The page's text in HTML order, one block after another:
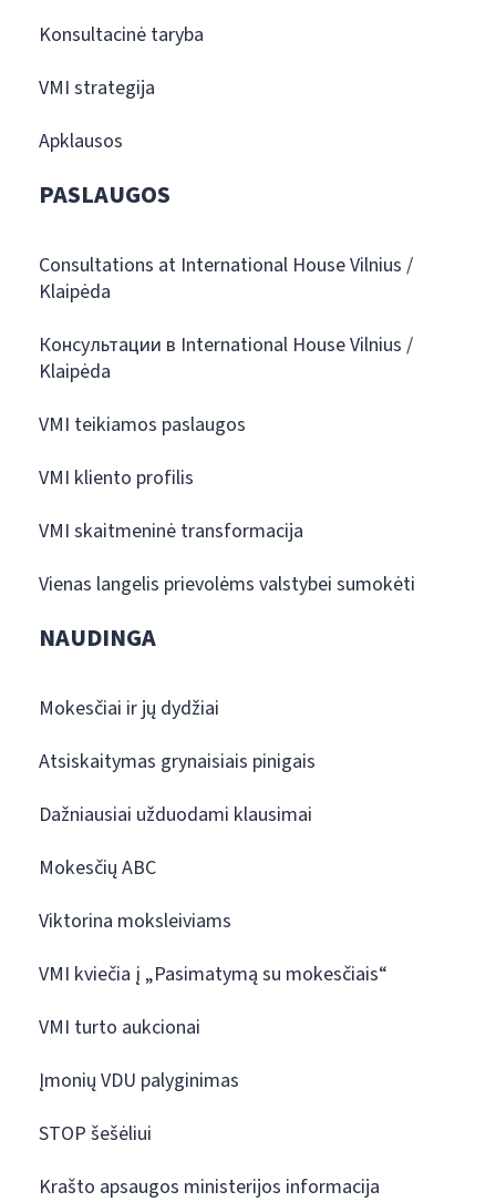
Konsultacinė taryba
VMI strategija
Apklausos
PASLAUGOS
Consultations at International House Vilnius /
Klaipėda
Консультации в International House Vilnius /
Klaipėda
VMI teikiamos paslaugos
VMI kliento profilis
VMI skaitmeninė transformacija
Vienas langelis prievolėms valstybei sumokėti
NAUDINGA
Mokesčiai ir jų dydžiai
Atsiskaitymas grynaisiais pinigais
Dažniausiai užduodami klausimai
Mokesčių ABC
Viktorina moksleiviams
VMI kviečia į „Pasimatymą su mokesčiais“
VMI turto aukcionai
Įmonių VDU palyginimas
STOP šešėliui
Krašto apsaugos ministerijos informacija